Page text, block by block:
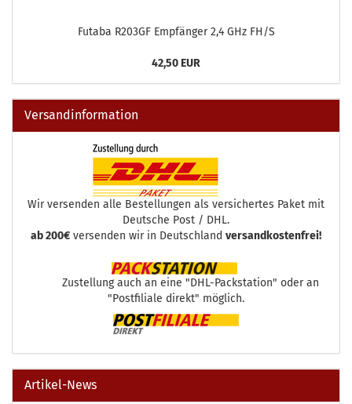
Futaba R203GF Empfänger 2,4 GHz FH/S
42,50 EUR
Versandinformation
Wir versenden alle Bestellungen als versichertes Paket mit
Deutsche Post / DHL.
ab 200€ versenden wir in Deutschland versandkostenfrei!
Zustellung auch an eine "DHL-Packstation" oder an
"Postfiliale direkt" möglich.
Artikel-News